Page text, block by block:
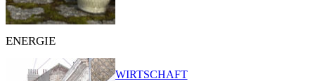
ENERGIE
WIRTSCHAFT